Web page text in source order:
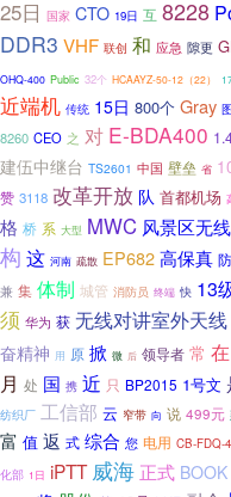
25日 国家 CTO 19日 互 8228
DDR3 VHF 联创 和 应急 隙更
OHQ-400 Public 32个 HCAAYZ-50-12（22）
近端机 传统 15日 800个 Gray 图
8260 CEO 之 对 E-BDA400
建伍中继台 TS2601 中国 壁垒 省
赞 3118 改革开放 队 首都机场
格 桥 系 大型 MWC 风景区无
构 这 河南 疏散 EP682高保真
兼 集 体制 城管 消防员 终端 快 13
须 华为 获 无线对讲室外天线
奋精神 用 原 掀 微 后 领导者 常 在
月 处 国 携 近 只 BP2015 1号文
纺织厂 工信部 云 窄带 向 说 499元
富 值 返 式 综合 您 电用 CB-FDQ-
化部 1日 iPTT 威海 正式 BOOK